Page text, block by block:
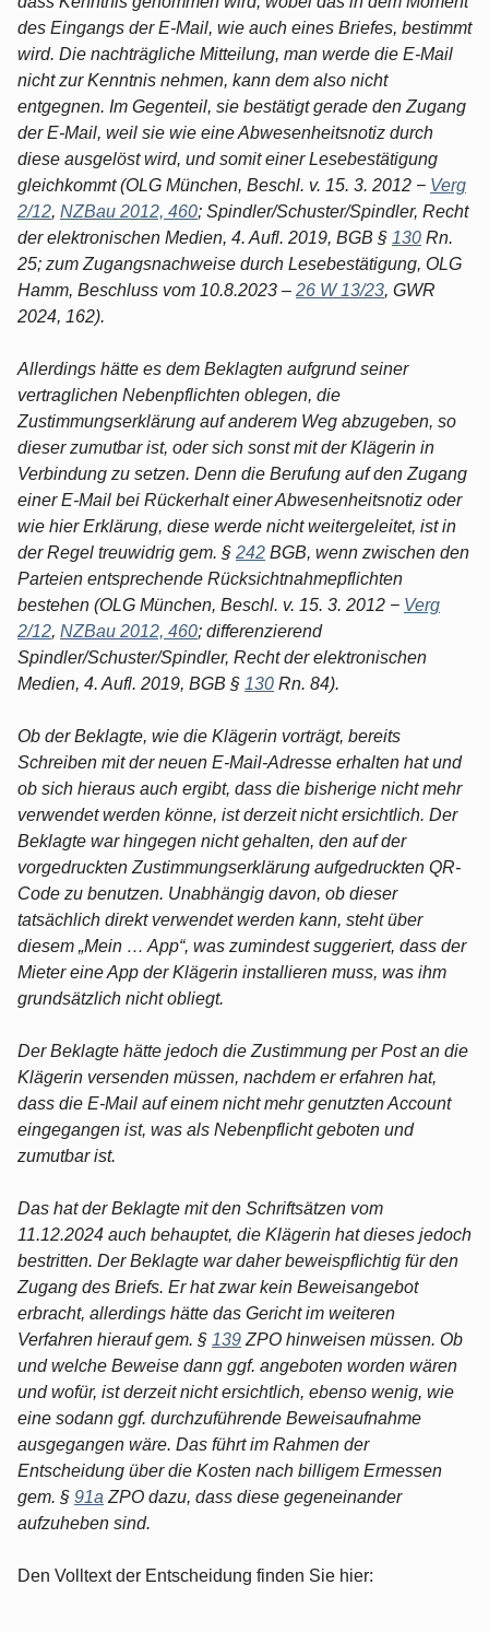
des Eingangs der E-Mail, wie auch eines Briefes, bestimmt
wird. Die nachträgliche Mitteilung, man werde die E-Mail
nicht zur Kenntnis nehmen, kann dem also nicht
entgegnen. Im Gegenteil, sie bestätigt gerade den Zugang
der E-Mail, weil sie wie eine Abwesenheitsnotiz durch
diese ausgelöst wird, und somit einer Lesebestätigung
gleichkommt (OLG München, Beschl. v. 15. 3. 2012 − Verg
2/12, NZBau 2012, 460; Spindler/Schuster/Spindler, Recht
der elektronischen Medien, 4. Aufl. 2019, BGB § 130 Rn.
25; zum Zugangsnachweise durch Lesebestätigung, OLG
Hamm, Beschluss vom 10.8.2023 – 26 W 13/23, GWR
2024, 162).
Allerdings hätte es dem Beklagten aufgrund seiner
vertraglichen Nebenpflichten oblegen, die
Zustimmungserklärung auf anderem Weg abzugeben, so
dieser zumutbar ist, oder sich sonst mit der Klägerin in
Verbindung zu setzen. Denn die Berufung auf den Zugang
einer E-Mail bei Rückerhalt einer Abwesenheitsnotiz oder
wie hier Erklärung, diese werde nicht weitergeleitet, ist in
der Regel treuwidrig gem. § 242 BGB, wenn zwischen den
Parteien entsprechende Rücksichtnahmepflichten
bestehen (OLG München, Beschl. v. 15. 3. 2012 − Verg
2/12, NZBau 2012, 460; differenzierend
Spindler/Schuster/Spindler, Recht der elektronischen
Medien, 4. Aufl. 2019, BGB § 130 Rn. 84).
Ob der Beklagte, wie die Klägerin vorträgt, bereits
Schreiben mit der neuen E-Mail-Adresse erhalten hat und
ob sich hieraus auch ergibt, dass die bisherige nicht mehr
verwendet werden könne, ist derzeit nicht ersichtlich. Der
Beklagte war hingegen nicht gehalten, den auf der
vorgedruckten Zustimmungserklärung aufgedruckten QR-
Code zu benutzen. Unabhängig davon, ob dieser
tatsächlich direkt verwendet werden kann, steht über
diesem „Mein … App“, was zumindest suggeriert, dass der
Mieter eine App der Klägerin installieren muss, was ihm
grundsätzlich nicht obliegt.
Der Beklagte hätte jedoch die Zustimmung per Post an die
Klägerin versenden müssen, nachdem er erfahren hat,
dass die E-Mail auf einem nicht mehr genutzten Account
eingegangen ist, was als Nebenpflicht geboten und
zumutbar ist.
Das hat der Beklagte mit den Schriftsätzen vom
11.12.2024 auch behauptet, die Klägerin hat dieses jedoch
bestritten. Der Beklagte war daher beweispflichtig für den
Zugang des Briefs. Er hat zwar kein Beweisangebot
erbracht, allerdings hätte das Gericht im weiteren
Verfahren hierauf gem. § 139 ZPO hinweisen müssen. Ob
und welche Beweise dann ggf. angeboten worden wären
und wofür, ist derzeit nicht ersichtlich, ebenso wenig, wie
eine sodann ggf. durchzuführende Beweisaufnahme
ausgegangen wäre. Das führt im Rahmen der
Entscheidung über die Kosten nach billigem Ermessen
gem. § 91a ZPO dazu, dass diese gegeneinander
aufzuheben sind.
Den Volltext der Entscheidung finden Sie hier: